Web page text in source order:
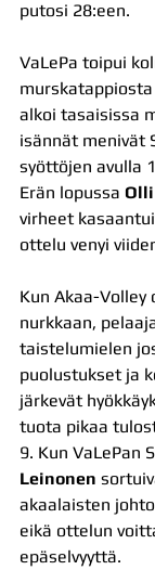
putosi 28:een.
VaLePa toipui
alkoi tasaisissa
isännät menivät
syöttöjen avulla
Erän lopussa
virheet
ottelu venyi
Kun Akaa-
nurkkaan,
taistelumielen
puolustukset ja
järkevät
tuota pikaa
9. Kun VaLePan
Leinonen
akaalaisten
eikä ottelun
epäselvyyttä.